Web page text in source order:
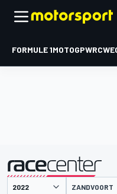
FORMULE 1MOTOGPWRC
présenté par ZANDVOORT